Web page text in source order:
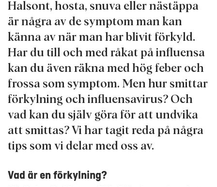
Halsont, hosta, snuva eller nästäppa
är några av de symptom man kan
känna av när man har blivit förkyld.
Har du till och med råkat på influensa
kan du även räkna med hög feber och
frossa som symptom. Men hur smittar
förkylning och influensavirus? Och
vad kan du själv göra för att undvika
att smittas? Vi har tagit reda på några
tips som vi delar med oss av.
Vad är en förkylning?